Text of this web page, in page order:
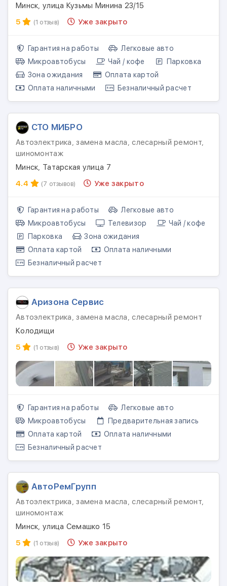
Минск, улица Кузьмы Минина 23/15
5
(1 отзыв) Уже закрыто
Гарантия на работы
Легковые авто
Микроавтобусы
Чай / кофе
Парковка
Зона ожидания
Оплата картой
Оплата наличными
Безналичный расчет
СТО МИБРО
Автоэлектрика, замена масла, слесарный ремонт,
шиномонтаж
Минск, Татарская улица 7
4.4
(7 отзывов) Уже закрыто
Гарантия на работы
Легковые авто
Микроавтобусы
Телевизор
Чай / кофе
Парковка
Зона ожидания
Оплата картой
Оплата наличными
Безналичный расчет
Аризона Сервис
Автоэлектрика, замена масла, слесарный ремонт
Колодищи
5
(1 отзыв) Уже закрыто
Гарантия на работы
Легковые авто
Микроавтобусы
Предварительная запись
Оплата картой
Оплата наличными
Безналичный расчет
АвтоРемГрупп
Автоэлектрика, замена масла, слесарный ремонт,
шиномонтаж
Минск, улица Семашко 15
5
(1 отзыв) Уже закрыто